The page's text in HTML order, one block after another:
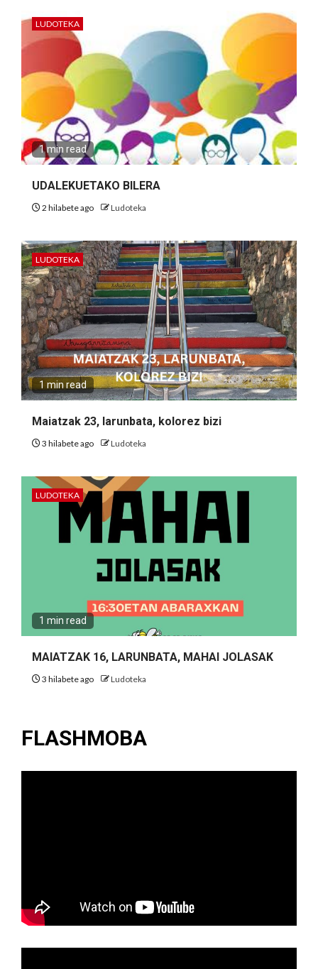
LUDOTEKA
1 min read
UDALEKUETAKO BILERA
2 hilabete ago Ludoteka
LUDOTEKA
1 min read
Maiatzak 23, larunbata, kolorez bizi
3 hilabete ago Ludoteka
LUDOTEKA
1 min read
MAIATZAK 16, LARUNBATA, MAHAI JOLASAK
3 hilabete ago Ludoteka
FLASHMOBA